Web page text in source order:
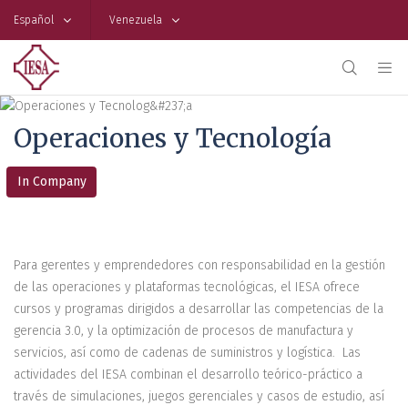
Español Venezuela
Operaciones y Tecnología
In Company
Para gerentes y emprendedores con responsabilidad en la gestión
de las operaciones y plataformas tecnológicas, el IESA ofrece
cursos y programas dirigidos a desarrollar las competencias de la
gerencia 3.0, y la optimización de procesos de manufactura y
servicios, así como de cadenas de suministros y logística. Las
actividades del IESA combinan el desarrollo teórico-práctico a
través de simulaciones, juegos gerenciales y casos de estudio, así